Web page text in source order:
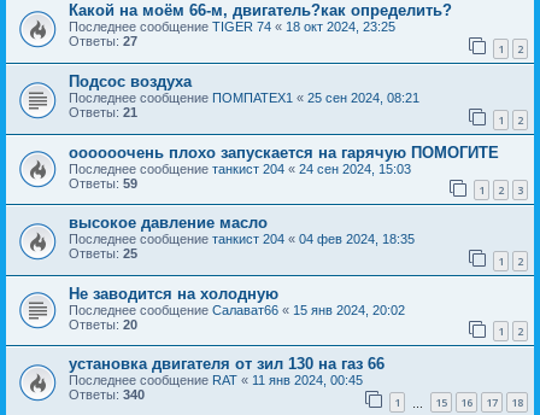
Какой на моём 66-м, двигатель?как определить?
Последнее сообщение TIGER 74 « 18 окт 2024, 23:25
Ответы: 27 1 2
Подсос воздуха
Последнее сообщение ПОМПАТЕХ1 « 25 сен 2024, 08:21
Ответы: 21 1 2
оооооочень плохо запускается на гарячую ПОМОГИТЕ
Последнее сообщение танкист 204 « 24 сен 2024, 15:03
Ответы: 59 1 2 3
высокое давление масло
Последнее сообщение танкист 204 « 04 фев 2024, 18:35
Ответы: 25 1 2
Не заводится на холодную
Последнее сообщение Салават66 « 15 янв 2024, 20:02
Ответы: 20 1 2
установка двигателя от зил 130 на газ 66
Последнее сообщение RAT « 11 янв 2024, 00:45
Ответы: 340 1 15 16 17 18